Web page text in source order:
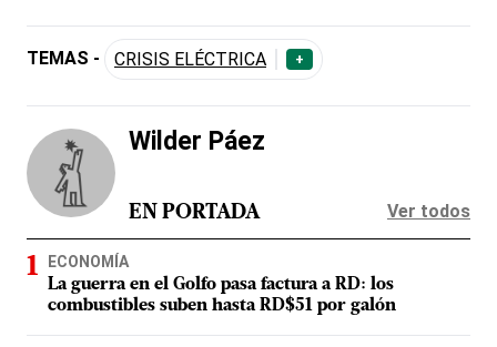
TEMAS - CRISIS ELÉCTRICA +
Wilder Páez
EN PORTADA Ver todos
ECONOMÍA
La guerra en el Golfo pasa factura a RD: los
combustibles suben hasta RD$51 por galón